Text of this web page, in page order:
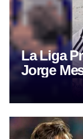
La Liga
Jorge
tras la